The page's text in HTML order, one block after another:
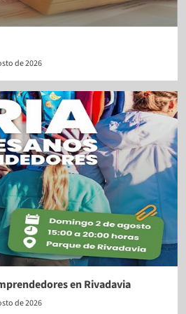
de 2026
en Rivadavia
de 2026